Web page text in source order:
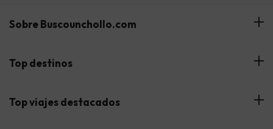
Sobre Buscounchollo.com
¿Quiénes somos?
Buscounchollo en los medios
Top destinos
Hoteles Andalucía
Top viajes destacados